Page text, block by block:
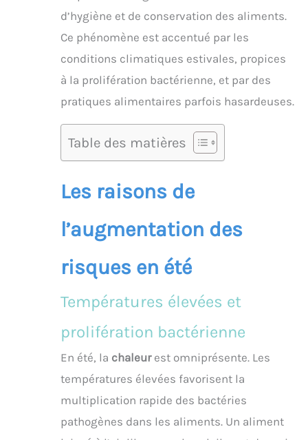
d’hygiène et de conservation des aliments.
Ce phénomène est accentué par les
conditions climatiques estivales, propices
à la prolifération bactérienne, et par des
pratiques alimentaires parfois hasardeuses.
Table des matières
Les raisons de
l’augmentation des
risques en été
Températures élevées et
prolifération bactérienne
En été, la chaleurest omniprésente. Les
températures élevées favorisent la
multiplication rapide des bactéries
pathogènes dans les aliments. Un aliment